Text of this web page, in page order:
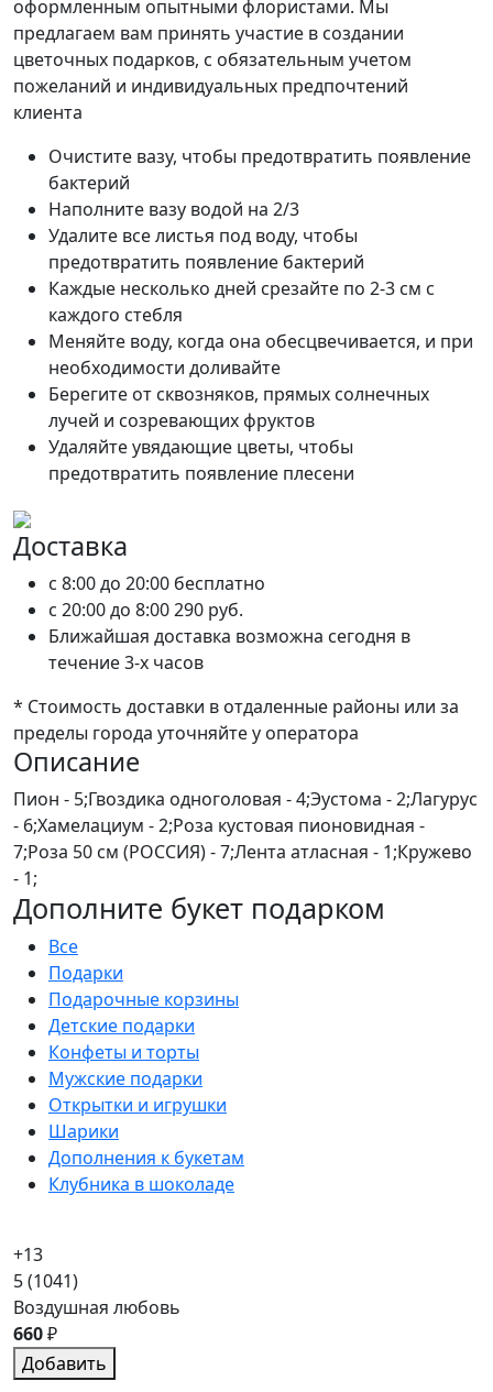
оформленным опытными флористами. Мы
предлагаем вам принять участие в создании
цветочных подарков, с обязательным учетом
пожеланий и индивидуальных предпочтений
клиента
Очистите вазу, чтобы предотвратить появление
бактерий
Наполните вазу водой на 2/3
Удалите все листья под воду, чтобы
предотвратить появление бактерий
Каждые несколько дней срезайте по 2-3 см с
каждого стебля
Меняйте воду, когда она обесцвечивается, и при
необходимости доливайте
Берегите от сквозняков, прямых солнечных
лучей и созревающих фруктов
Удаляйте увядающие цветы, чтобы
предотвратить появление плесени
Доставка
c 8:00 до 20:00 бесплатно
c 20:00 до 8:00290 руб.
Ближайшая доставка возможна сегодня в
течение 3-х часов
* Стоимость доставки в отдаленные районы или за
пределы города уточняйте у оператора
Описание
Пион - 5;Гвоздика одноголовая - 4;Эустома - 2;Лагурус
- 6;Хамелациум - 2;Роза кустовая пионовидная -
7;Роза 50 см (РОССИЯ) - 7;Лента атласная - 1;Кружево
- 1;
Дополните букет подарком
Все
Подарки
Подарочные корзины
Детские подарки
Конфеты и торты
Мужские подарки
Открытки и игрушки
Шарики
Дополнения к букетам
Клубника в шоколаде
+13
5(1041)
Воздушная любовь
660₽
Добавить